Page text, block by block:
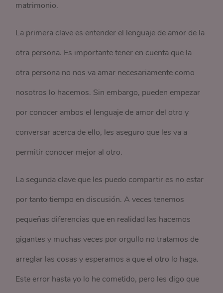
matrimonio.
La primera clave es entender el lenguaje de amor de la
otra persona. Es importante tener en cuenta que la
otra persona no nos va amar necesariamente como
nosotros lo hacemos. Sin embargo, pueden empezar
por conocer ambos el lenguaje de amor del otro y
conversar acerca de ello, les aseguro que les va a
permitir conocer mejor al otro.
La segunda clave que les puedo compartir es no estar
por tanto tiempo en discusión. A veces tenemos
pequeñas diferencias que en realidad las hacemos
gigantes y muchas veces por orgullo no tratamos de
arreglar las cosas y esperamos a que el otro lo haga.
Este error hasta yo lo he cometido, pero les digo que